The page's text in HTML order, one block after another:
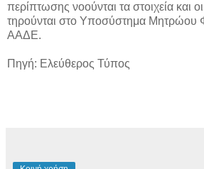
περίπτωσης νοούνται τα στοιχεία και
τηρούνται στο Υποσύστημα Μητρώου
ΑΑΔΕ.
Πηγή: Ελεύθερος Τύπος